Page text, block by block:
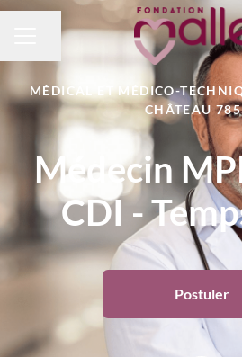
Partager la page
MÉDICAL ET MÉDICO-
CHÂTEAU
Médecin
CDI -
Postuler